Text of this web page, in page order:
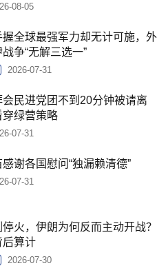
08-05
握全球最强军力却无计可施，外
争“无解三选一”
2026-07-31
会民进党团不到20分钟被请离
穿绿营策略
07-31
谢各国慰问“独漏赖清德”
07-31
火，伊朗为何反而主动开战？
后算计
2026-07-30